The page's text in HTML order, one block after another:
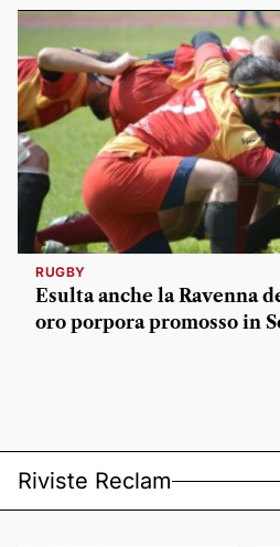
RUGBY
Esulta anche la Ravenna
oro porpora promosso in
Riviste Reclam